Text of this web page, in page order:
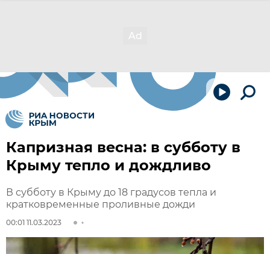
Капризная весна: в субботу в
Крыму тепло и дождливо
В субботу в Крыму до 18 градусов тепла и
кратковременные проливные дожди
00:01 11.03.2023